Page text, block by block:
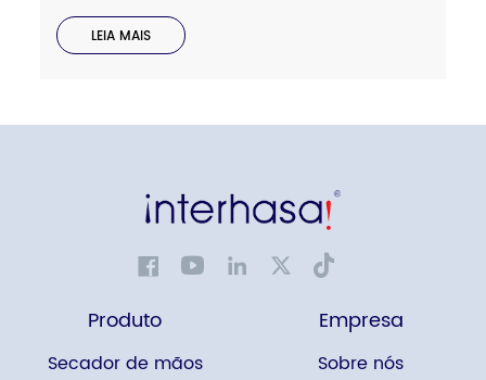
sem escovas para uso prolongado, filtro HEPA para ar
mais limpo, disponível nas cores cromado brilhante ou
cinza, entre em contato conosco.
LEIA MAIS
Produto
Secador de mãos
Empresa
Sobre nós